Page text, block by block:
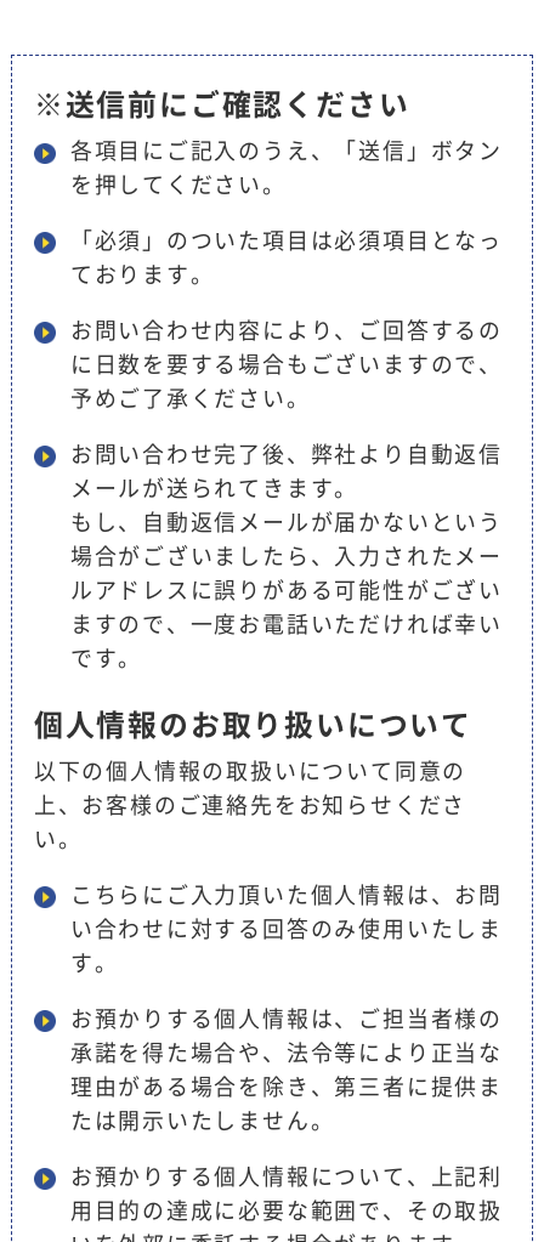
※送信前にご確認ください
各項目にご記入のうえ、「送信」ボタン
を押してください。
「必須」のついた項目は必須項目となっ
ております。
お問い合わせ内容により、ご回答するの
に日数を要する場合もございますので、
予めご了承ください。
お問い合わせ完了後、弊社より自動返信
メールが送られてきます。
もし、自動返信メールが届かないという
場合がございましたら、入力されたメー
ルアドレスに誤りがある可能性がござい
ますので、一度お電話いただければ幸い
です。
個人情報のお取り扱いについて
以下の個人情報の取扱いについて同意の
上、お客様のご連絡先をお知らせくださ
い。
こちらにご入力頂いた個人情報は、お問
い合わせに対する回答のみ使用いたしま
す。
お預かりする個人情報は、ご担当者様の
承諾を得た場合や、法令等により正当な
理由がある場合を除き、第三者に提供ま
たは開示いたしません。
お預かりする個人情報について、上記利
用目的の達成に必要な範囲で、その取扱